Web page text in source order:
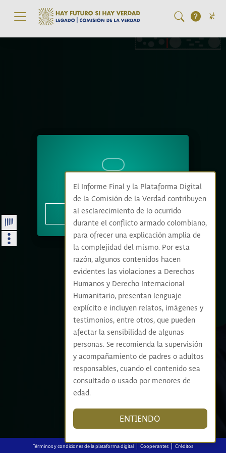
Pasar al contenido principal
Deslice para navegar
Haga clic para continuar
Deslice para navegar
Haga clic para continuar
Términos y condiciones de la plataforma digital|Cooperantes|Créditos
El Informe Final y la Plataforma Digital
de la Comisión de la Verdad contribuyen
al esclarecimiento de lo ocurrido
durante el conflicto armado colombiano,
para ofrecer una explicación amplia de
la complejidad del mismo. Por esta
razón, algunos contenidos hacen
evidentes las violaciones a Derechos
Humanos y Derecho Internacional
Humanitario, presentan lenguaje
explícito e incluyen relatos, imágenes y
testimonios, entre otros, que pueden
afectar la sensibilidad de algunas
personas. Se recomienda la supervisión
y acompañamiento de padres o adultos
responsables, cuando el contenido sea
consultado o usado por menores de
edad.
ENTIENDO